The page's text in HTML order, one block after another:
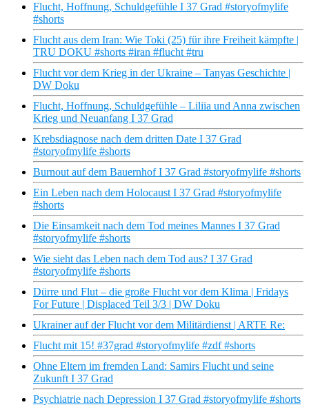
Flucht, Hoffnung, Schuldgefühle I 37 Grad #storyofmylife
#shorts
Flucht aus dem Iran: Wie Toki (25) für ihre Freiheit kämpfte |
TRU DOKU #shorts #iran #flucht #tru
Flucht vor dem Krieg in der Ukraine – Tanyas Geschichte |
DW Doku
Flucht, Hoffnung, Schuldgefühle – Liliia und Anna zwischen
Krieg und Neuanfang I 37 Grad
Krebsdiagnose nach dem dritten Date I 37 Grad
#storyofmylife #shorts
Burnout auf dem Bauernhof I 37 Grad #storyofmylife #shorts
Ein Leben nach dem Holocaust I 37 Grad #storyofmylife
#shorts
Die Einsamkeit nach dem Tod meines Mannes I 37 Grad
#storyofmylife #shorts
Wie sieht das Leben nach dem Tod aus? I 37 Grad
#storyofmylife #shorts
Dürre und Flut – die große Flucht vor dem Klima | Fridays
For Future | Displaced Teil 3/3 | DW Doku
Ukrainer auf der Flucht vor dem Militärdienst | ARTE Re:
Flucht mit 15! #37grad #storyofmylife #zdf #shorts
Ohne Eltern im fremden Land: Samirs Flucht und seine
Zukunft I 37 Grad
Psychiatrie nach Depression I 37 Grad #storyofmylife #shorts